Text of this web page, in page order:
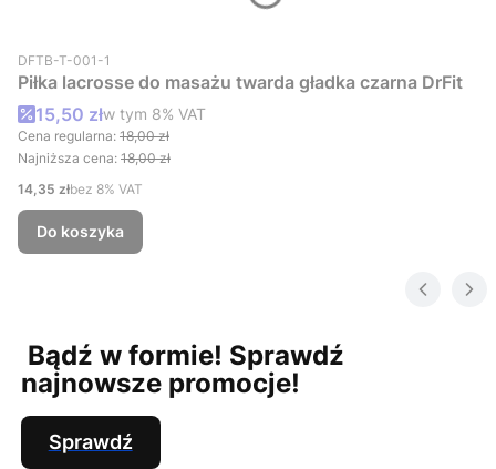
Kod produktu
DFTB-T-001-1
Piłka lacrosse do masażu twarda gładka czarna DrFit
Cena promocyjna brutto
15,50 złw tym %s VAT
w tym 8% VAT
Cena regularna: 18,00 zł
Najniższa cena: 18,00 zł
Cena netto
14,35 złbez 8% VAT
Do koszyka
Bądź w formie! Sprawdź
najnowsze promocje!
Sprawdź